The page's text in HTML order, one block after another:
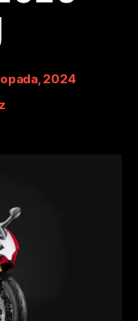
2024